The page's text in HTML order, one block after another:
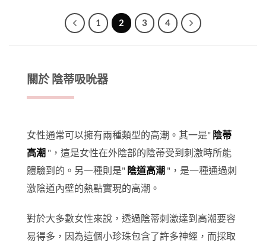
多
種
面
擇
選
項
1 2 3 4
關於 陰蒂吸吮器
女性通常可以擁有兩種類型的高潮。其一是" 陰蒂
高潮 "，這是女性在外陰部的陰蒂受到刺激時所能
體驗到的。另一種則是" 陰道高潮 "，是一種通過刺
激陰道內壁的熱點實現的高潮。
對於大多數女性來說，透過陰蒂刺激達到高潮要容
易得多，因為這個小珍珠包含了許多神經，而採取